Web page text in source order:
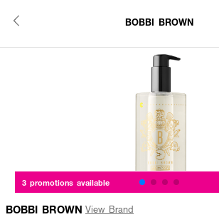
BOBBI BROWN
3 promotions available
BOBBI BROWN View Brand